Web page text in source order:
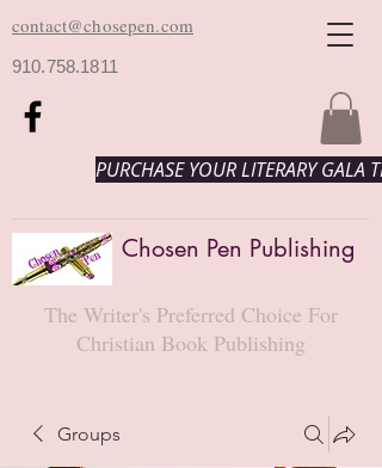
contact@chosepen.com
910.758.1811
PURCHASE YOUR LITERARY GALA
Chosen Pen Publishing
The Writer's Preferred Choice For
Christian Book Publishing
Groups